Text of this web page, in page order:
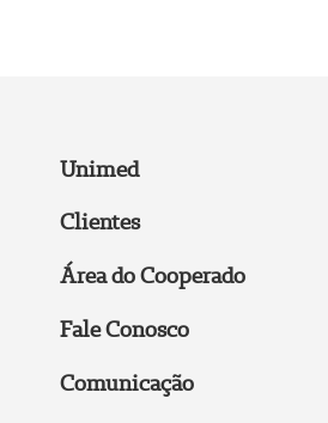
Unimed
Clientes
Área do Cooperado
Fale Conosco
Comunicação